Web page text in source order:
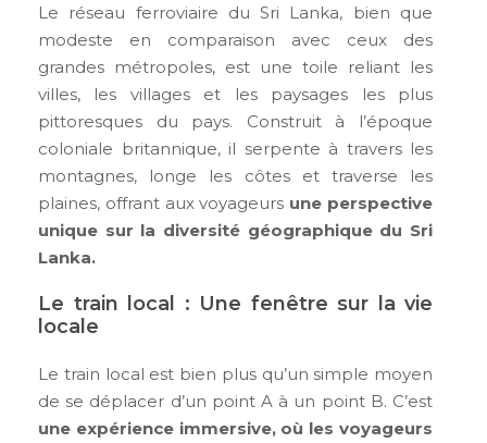
Le réseau ferroviaire du Sri Lanka, bien que
modeste en comparaison avec ceux des
grandes métropoles, est une toile reliant les
villes, les villages et les paysages les plus
pittoresques du pays. Construit à l’époque
coloniale britannique, il serpente à travers les
montagnes, longe les côtes et traverse les
plaines, offrant aux voyageurs une perspective
unique sur la diversité géographique du Sri
Lanka.
Le train local : Une fenêtre sur la vie
locale
Le train local est bien plus qu’un simple moyen
de se déplacer d’un point A à un point B. C’est
une expérience immersive, où les voyageurs